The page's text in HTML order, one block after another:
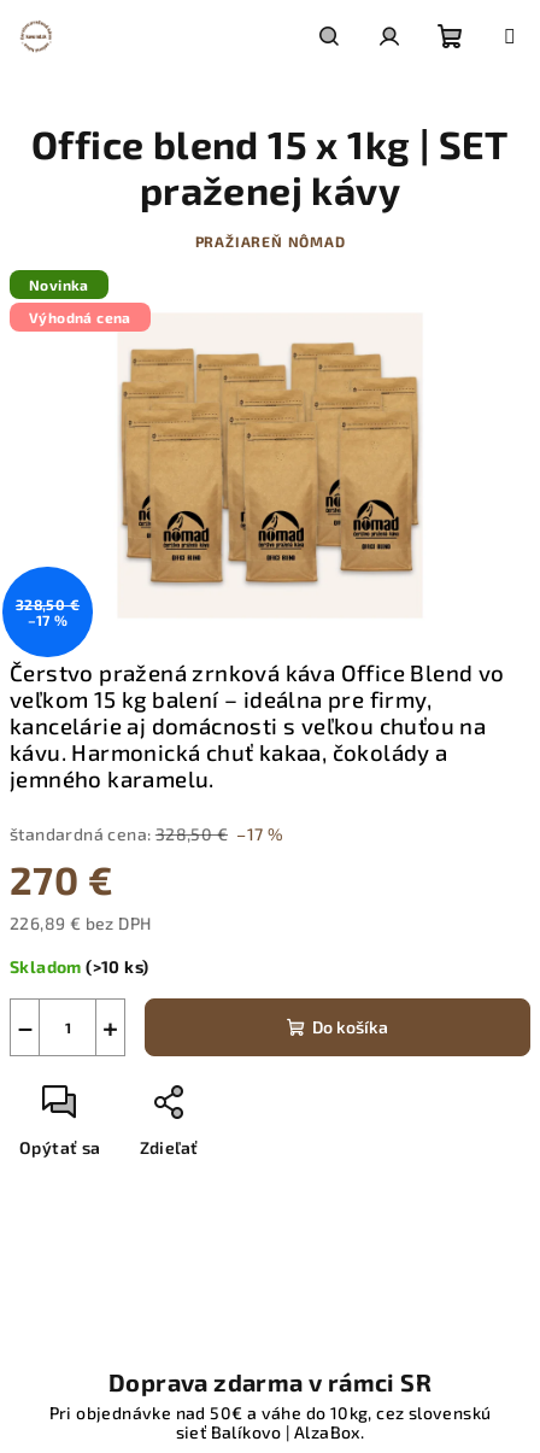
obsah
košík
Čerstvo pražená zrnková káva Office Blend vo
veľkom 15 kg balení – ideálna pre firmy,
kancelárie aj domácnosti s veľkou chuťou na
kávu. Harmonická chuť kakaa, čokolády a
jemného karamelu.
štandardná cena: 328,50 € –17 %
270 €
226,89 € bez DPH
cena:
Skladom(>10 ks)
+
− Do košíka
Opýtať sa Zdieľať
Office blend 15 x 1kg | SET
praženej kávy
PRAŽIAREŇ NÔMAD
Novinka
Výhodná cena
328,50 €
–17 %
Doprava zdarma v rámci SR
Pri objednávke nad 50€ a váhe do 10kg, cez slovenskú
sieť Balíkovo | AlzaBox.